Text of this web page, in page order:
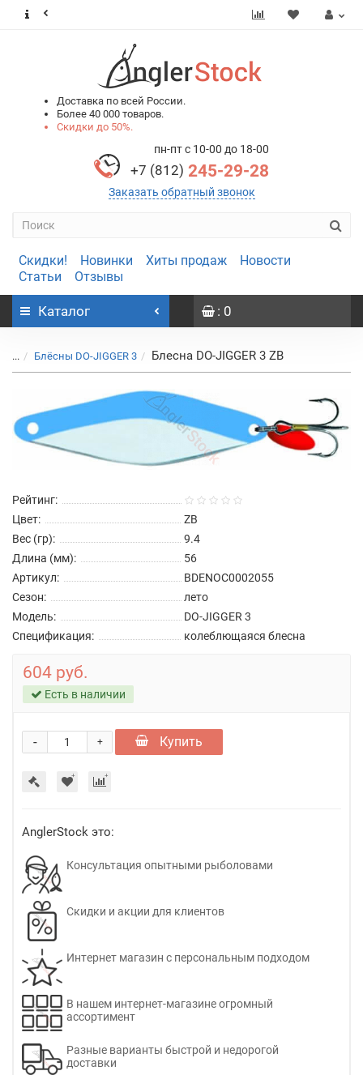
Доставка по всей России.
Более 40 000 товаров.
Скидки до 50%.
пн-пт с 10-00 до 18-00
+7 (812) 245-29-28
Заказать обратный звонок
Скидки! Новинки Хиты продаж
Новости
Статьи
Отзывы
Каталог : 0
... Блёсны DO-JIGGER 3 Блесна DO-JIGGER 3 ZB
Рейтинг:
Цвет:
ZB
Вес (гр):
9.4
Длина (мм):
56
Артикул:
BDENOC0002055
Сезон:
лето
Модель:
DO-JIGGER 3
Спецификация:
колеблющаяся блесна
604 руб.
Есть в наличии
+
- Купить
AnglerStock это:
Консультация опытными рыболовами
Скидки и акции для клиентов
Интернет магазин с персональным подходом
В нашем интернет-магазине огромный
ассортимент
Разные варианты быстрой и недорогой
доставки